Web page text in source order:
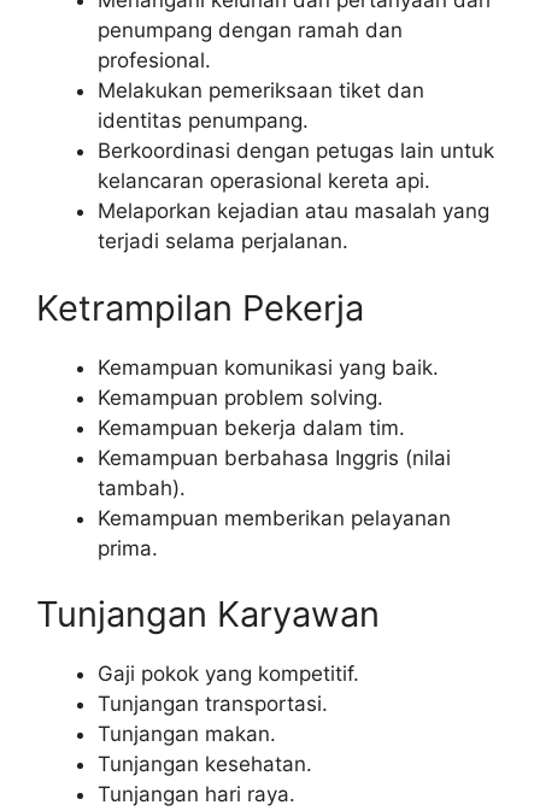
penumpang dengan ramah dan
profesional.
Melakukan pemeriksaan tiket dan
identitas penumpang.
Berkoordinasi dengan petugas lain untuk
kelancaran operasional kereta api.
Melaporkan kejadian atau masalah yang
terjadi selama perjalanan.
Ketrampilan Pekerja
Kemampuan komunikasi yang baik.
Kemampuan problem solving.
Kemampuan bekerja dalam tim.
Kemampuan berbahasa Inggris (nilai
tambah).
Kemampuan memberikan pelayanan
prima.
Tunjangan Karyawan
Gaji pokok yang kompetitif.
Tunjangan transportasi.
Tunjangan makan.
Tunjangan kesehatan.
Tunjangan hari raya.